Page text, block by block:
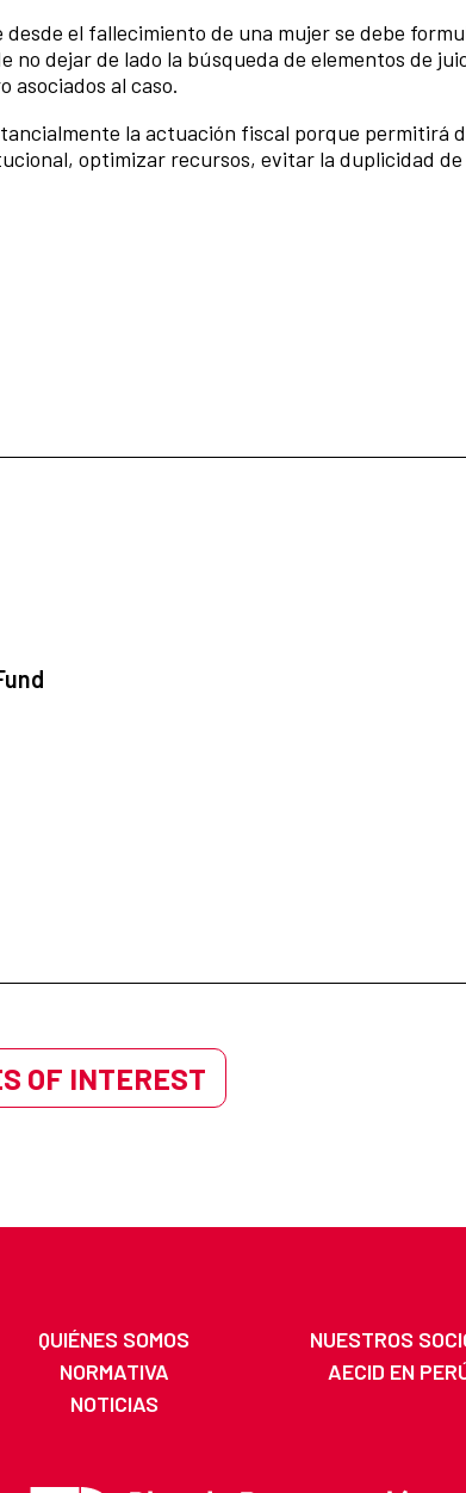
el fallecimiento de una mujer se debe
dejar de lado la búsqueda de elementos de
asociados al caso.
la actuación fiscal porque permitirá
optimizar recursos, evitar la duplicidad
OF INTEREST
QUIÉNES SOMOS NUESTROS
NORMATIVA
AECID EN
NOTICIAS